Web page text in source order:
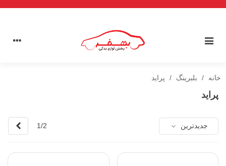
خانه / بلبرینگ / پراید
پراید
جدیدترین 1/2